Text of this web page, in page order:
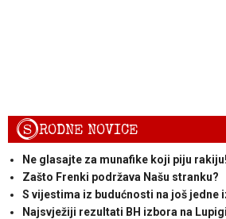
SRODNE NOVICE
Ne glasajte za munafike koji piju rakiju!
Zašto Frenki podržava Našu stranku?
S vijestima iz budućnosti na još jedne
Najsvježiji rezultati BH izbora na Lupigi